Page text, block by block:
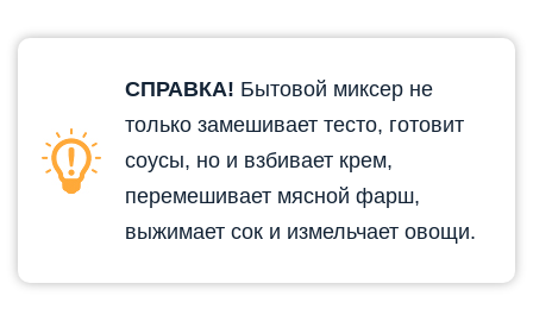
СПРАВКА! Бытовой миксер не
только замешивает тесто, готовит
соусы, но и взбивает крем,
перемешивает мясной фарш,
выжимает сок и измельчает овощи.